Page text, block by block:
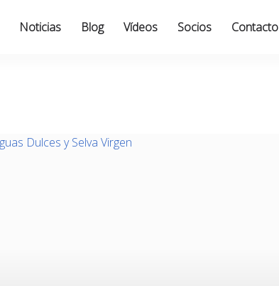
Noticias Blog Vídeos Socios Contacto